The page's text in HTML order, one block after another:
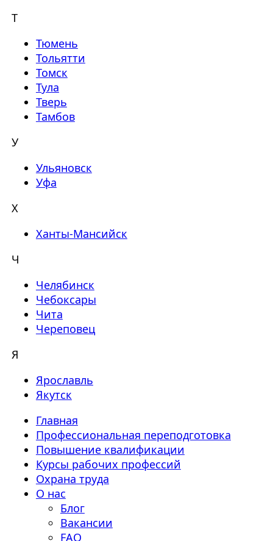
Т
Тюмень
Тольятти
Томск
Тула
Тверь
Тамбов
У
Ульяновск
Уфа
Х
Ханты-Мансийск
Ч
Челябинск
Чебоксары
Чита
Череповец
Я
Ярославль
Якутск
Главная
Профессиональная переподготовка
Повышение квалификации
Курсы рабочих профессий
Охрана труда
О нас
Блог
Вакансии
FAQ